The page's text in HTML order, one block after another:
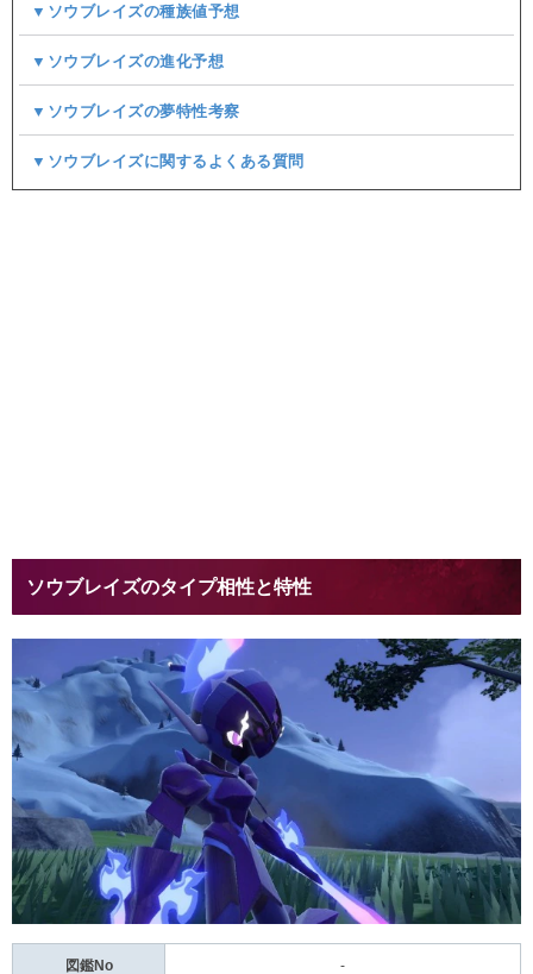
▼ソウブレイズの種族値予想
▼ソウブレイズの進化予想
▼ソウブレイズの夢特性考察
▼ソウブレイズに関するよくある質問
ソウブレイズのタイプ相性と特性
図鑑No -